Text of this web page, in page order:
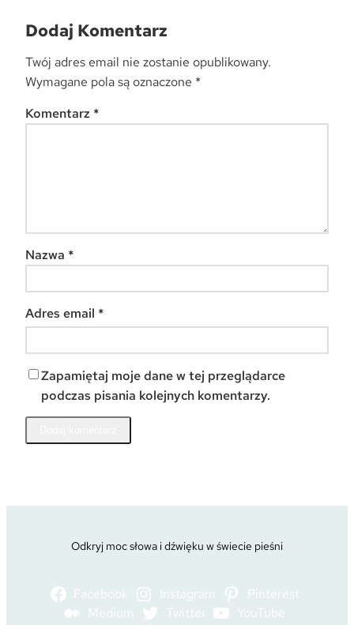
Dodaj Komentarz
Twój adres email nie zostanie opublikowany.
Wymagane pola są oznaczone *
Komentarz *
Nazwa *
Adres email *
Zapamiętaj moje dane w tej przeglądarce
podczas pisania kolejnych komentarzy.
Odkryj moc słowa i dźwięku w świecie pieśni
Facebook Instagram
Pinterest
Medium
Twitter YouTube